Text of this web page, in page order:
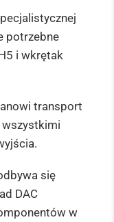
potrzebne
i wkrętak
transport
wszystkimi
się
DAC
w